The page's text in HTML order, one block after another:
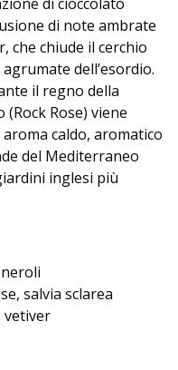
di note ambrate
che chiude il cerchio
dell’esordio.
il regno della
Rose) viene
caldo, aromatico
del Mediterraneo
inglesi più
salvia sclarea
vetiver